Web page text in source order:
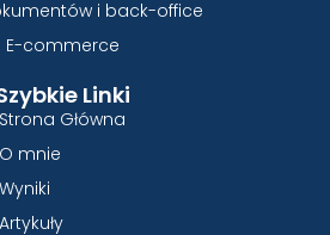
i back-office
E-commerce
Linki
Strona Główna
O mnie
Wyniki
Artykuły